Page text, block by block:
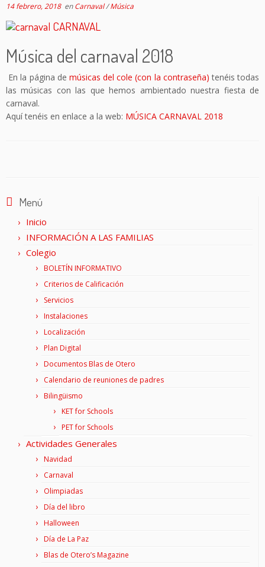
14 febrero, 2018enCarnaval/Música
Música del carnaval 2018
En la página de músicas del cole (con la contraseña) tenéis todas
las músicas con las que hemos ambientado nuestra fiesta de
carnaval.
Aquí tenéis en enlace a la web: MÚSICA CARNAVAL 2018
Menú
Inicio
INFORMACIÓN A LAS FAMILIAS
Colegio
BOLETÍN INFORMATIVO
Criterios de Calificación
Servicios
Instalaciones
Localización
Plan Digital
Documentos Blas de Otero
Calendario de reuniones de padres
Bilingüismo
KET for Schools
PET for Schools
Actividades Generales
Navidad
Carnaval
Olimpiadas
Día del libro
Halloween
Día de La Paz
Blas de Otero’s Magazine